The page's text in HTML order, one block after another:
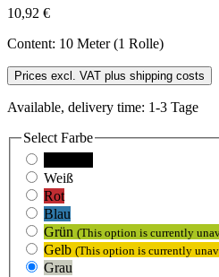
10,92 €
Content: 10 Meter (1 Rolle)
Prices excl. VAT plus shipping costs
Available, delivery time: 1-3 Tage
Select Farbe
Weiß
Rot
Blau
Grün (This option is currently
Gelb (This option is currently
Grau